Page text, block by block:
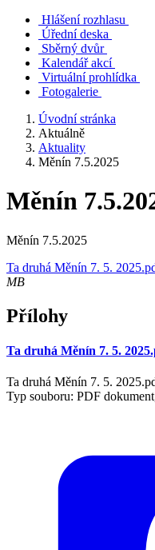
Hlášení rozhlasu
Úřední deska
Sběrný dvůr
Kalendář akcí
Virtuální prohlídka
Fotogalerie
Úvodní stránka
Aktuálně
Aktuality
Měnín 7.5.2025
Měnín
Měnín 7.5.2025
Ta druhá Měnín 7. 5.
MB
Přílohy
Ta druhá Měnín 7. 5.
Ta druhá Měnín 7. 5.
Typ souboru: PDF